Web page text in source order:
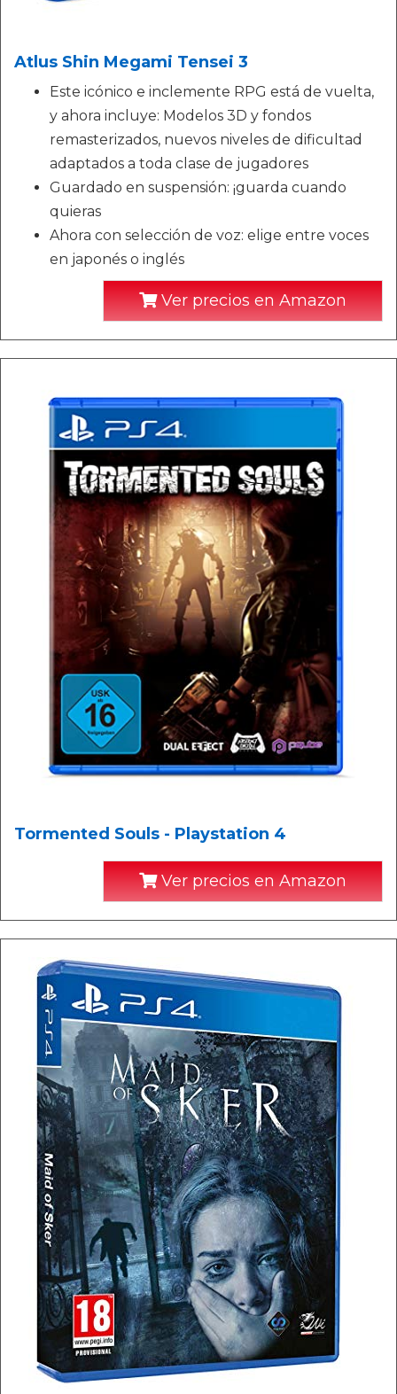
Atlus Shin Megami Tensei 3
Este icónico e inclemente RPG está de vuelta,
y ahora incluye: Modelos 3D y fondos
remasterizados, nuevos niveles de dificultad
adaptados a toda clase de jugadores
Guardado en suspensión: ¡guarda cuando
quieras
Ahora con selección de voz: elige entre voces
en japonés o inglés
Ver precios en Amazon
Tormented Souls - Playstation 4
Ver precios en Amazon